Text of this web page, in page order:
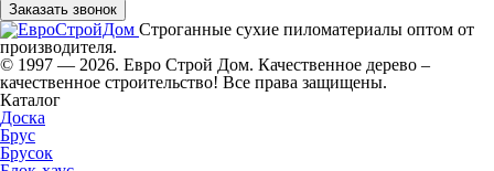
Заказать звонок
Строганные сухие пиломатериалы оптом от
производителя.
© 1997 — 2026. Евро Строй Дом. Качественное дерево –
качественное строительство! Все права защищены.
Каталог
Доска
Брус
Брусок